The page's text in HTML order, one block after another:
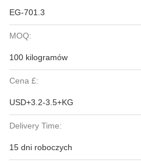
EG-701.3
MOQ:
100 kilogramów
Cena £:
USD+3.2-3.5+KG
Delivery Time:
15 dni roboczych